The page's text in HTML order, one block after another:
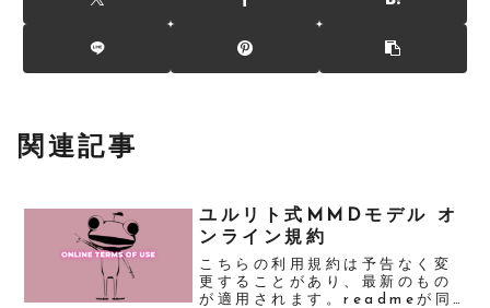
関連記事
ユルリト式MMDモデル オ
ンライン規約
こちらの利用規約は予告なく変
更することがあり、最新のもの
が適用されます。readmeが同